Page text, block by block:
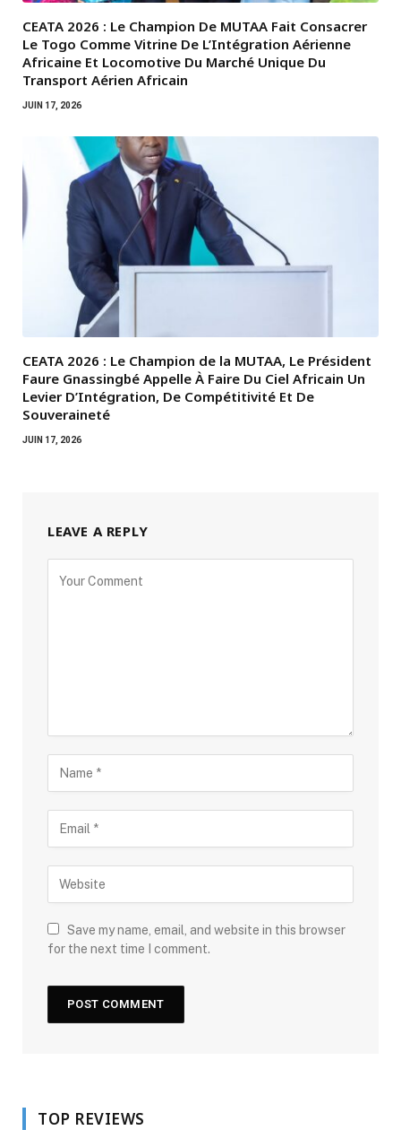
CEATA 2026 : Le Champion De MUTAA Fait Consacrer
Le Togo Comme Vitrine De L’Intégration Aérienne
Africaine Et Locomotive Du Marché Unique Du
Transport Aérien Africain
JUIN 17, 2026
CEATA 2026 : Le Champion de la MUTAA, Le Président
Faure Gnassingbé Appelle À Faire Du Ciel Africain Un
Levier D’Intégration, De Compétitivité Et De
Souveraineté
JUIN 17, 2026
LEAVE A REPLY
Save my name, email, and website in this browser
for the next time I comment.
TOP REVIEWS